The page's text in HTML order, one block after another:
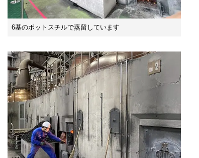
6基のポットスチルで蒸留しています